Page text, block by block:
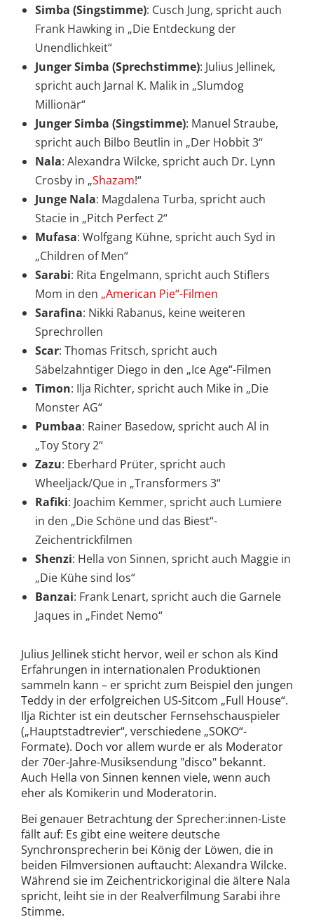
Simba (Singstimme): Cusch Jung, spricht auch
Frank Hawking in „Die Entdeckung der
Unendlichkeit“
Junger Simba (Sprechstimme): Julius Jellinek,
spricht auch Jarnal K. Malik in „Slumdog
Millionär“
Junger Simba (Singstimme): Manuel Straube,
spricht auch Bilbo Beutlin in „Der Hobbit 3“
Nala: Alexandra Wilcke, spricht auch Dr. Lynn
Crosby in „Shazam!“
Junge Nala: Magdalena Turba, spricht auch
Stacie in „Pitch Perfect 2“
Mufasa: Wolfgang Kühne, spricht auch Syd in
„Children of Men“
Sarabi: Rita Engelmann, spricht auch Stiflers
Mom in den „American Pie“-Filmen
Sarafina: Nikki Rabanus, keine weiteren
Sprechrollen
Scar: Thomas Fritsch, spricht auch
Säbelzahntiger Diego in den „Ice Age“-Filmen
Timon: Ilja Richter, spricht auch Mike in „Die
Monster AG“
Pumbaa: Rainer Basedow, spricht auch Al in
„Toy Story 2“
Zazu: Eberhard Prüter, spricht auch
Wheeljack/Que in „Transformers 3“
Rafiki: Joachim Kemmer, spricht auch Lumiere
in den „Die Schöne und das Biest“-
Zeichentrickfilmen
Shenzi: Hella von Sinnen, spricht auch Maggie in
„Die Kühe sind los“
Banzai: Frank Lenart, spricht auch die Garnele
Jaques in „Findet Nemo“
Julius Jellinek sticht hervor, weil er schon als Kind
Erfahrungen in internationalen Produktionen
sammeln kann – er spricht zum Beispiel den jungen
Teddy in der erfolgreichen US-Sitcom „Full House“.
Ilja Richter ist ein deutscher Fernsehschauspieler
(„Hauptstadtrevier“, verschiedene „SOKO“-
Formate). Doch vor allem wurde er als Moderator
der 70er-Jahre-Musiksendung "disco" bekannt.
Auch Hella von Sinnen kennen viele, wenn auch
eher als Komikerin und Moderatorin.
Bei genauer Betrachtung der Sprecher:innen-Liste
fällt auf: Es gibt eine weitere deutsche
Synchronsprecherin bei König der Löwen, die in
beiden Filmversionen auftaucht: Alexandra Wilcke.
Während sie im Zeichentrickoriginal die ältere Nala
spricht, leiht sie in der Realverfilmung Sarabi ihre
Stimme.